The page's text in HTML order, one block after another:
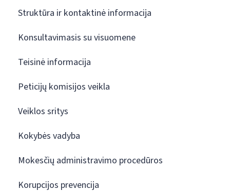
Struktūra ir kontaktinė informacija
Konsultavimasis su visuomene
Teisinė informacija
Peticijų komisijos veikla
Veiklos sritys
Kokybės vadyba
Mokesčių administravimo procedūros
Korupcijos prevencija